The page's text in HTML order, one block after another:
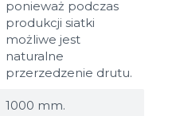
ponieważ podczas
produkcji siatki
możliwe jest
naturalne
przerzedzenie drutu.
1000 mm.